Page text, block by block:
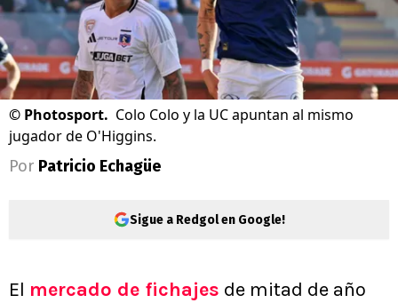
© Photosport. Colo Colo y la UC apuntan al mismo
jugador de O'Higgins.
Por Patricio Echagüe
Sigue a Redgol en Google!
El mercado de fichajes de mitad de año